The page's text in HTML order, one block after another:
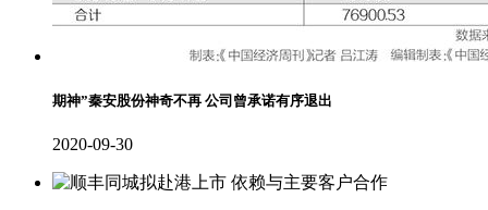
期神”秦安股份神奇不再 公司曾承诺有序退出
2020-09-30